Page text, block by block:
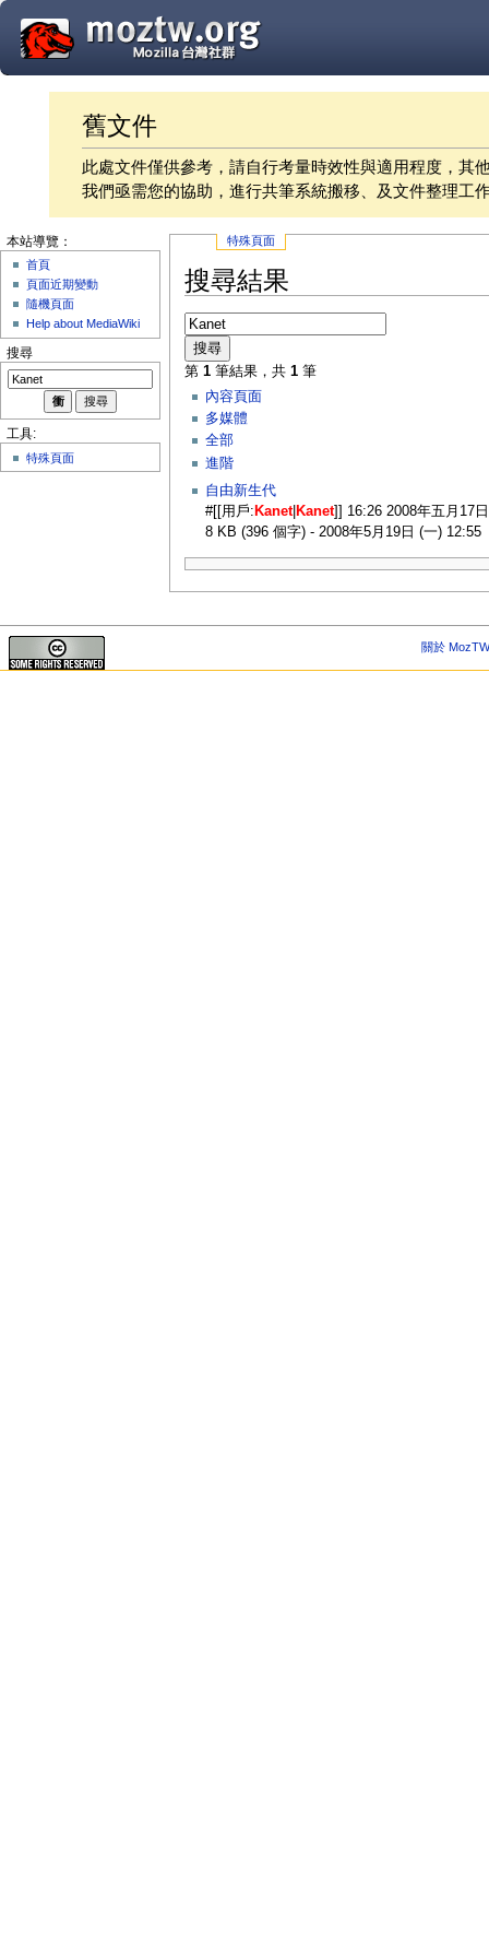
舊文件
此處文件僅供參考，請自行考量時效性與適用程度，其
我們亟需您的協助，進行共筆系統搬移、及文件整理工
特殊頁面
搜尋結果
搜尋
第 1筆結果，共 1筆
內容頁面
多媒體
全部
進階
自由新生代
#[[用戶: Kanet| Kanet]] 16:26 2008年五月17
8 KB (396 個字) - 2008年5月19日 (一) 12:55
本站導覽：
首頁
頁面近期變動
隨機頁面
Help about MediaWiki
搜尋
工具:
特殊頁面
關於